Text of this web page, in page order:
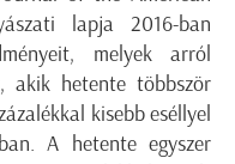
lapja 2016-ban
melyek arról
akik hetente többször
kisebb eséllyel
A hetente egyszer